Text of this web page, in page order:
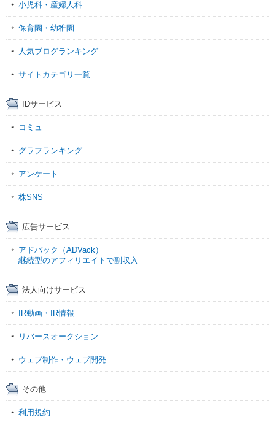
小児科・産婦人科
保育園・幼稚園
人気ブログランキング
サイトカテゴリ一覧
IDサービス
コミュ
グラフランキング
アンケート
株SNS
広告サービス
アドバック（ADVack）
継続型のアフィリエイトで副収入
法人向けサービス
IR動画・IR情報
リバースオークション
ウェブ制作・ウェブ開発
その他
利用規約